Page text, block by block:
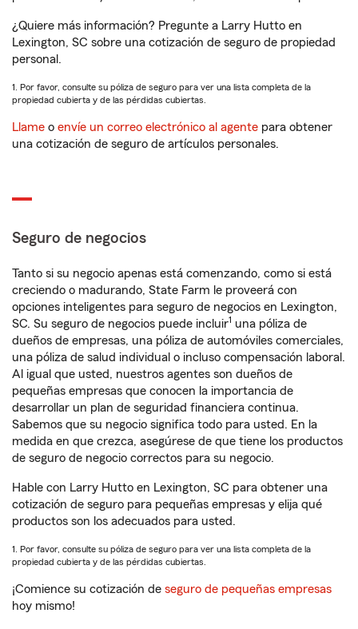
¿Quiere más información? Pregunte a Larry Hutto en
Lexington, SC sobre una cotización de seguro de propiedad
personal.
1. Por favor, consulte su póliza de seguro para ver una lista completa de la
propiedad cubierta y de las pérdidas cubiertas.
Llame o envíe un correo electrónico al agente para obtener
una cotización de seguro de artículos personales.
Seguro de negocios
Tanto si su negocio apenas está comenzando, como si está
creciendo o madurando, State Farm le proveerá con
opciones inteligentes para seguro de negocios en Lexington,
SC. Su seguro de negocios puede incluir1 una póliza de
dueños de empresas, una póliza de automóviles comerciales,
una póliza de salud individual o incluso compensación laboral.
Al igual que usted, nuestros agentes son dueños de
pequeñas empresas que conocen la importancia de
desarrollar un plan de seguridad financiera continua.
Sabemos que su negocio significa todo para usted. En la
medida en que crezca, asegúrese de que tiene los productos
de seguro de negocio correctos para su negocio.
Hable con Larry Hutto en Lexington, SC para obtener una
cotización de seguro para pequeñas empresas y elija qué
productos son los adecuados para usted.
1. Por favor, consulte su póliza de seguro para ver una lista completa de la
propiedad cubierta y de las pérdidas cubiertas.
¡Comience su cotización de seguro de pequeñas empresas
hoy mismo!